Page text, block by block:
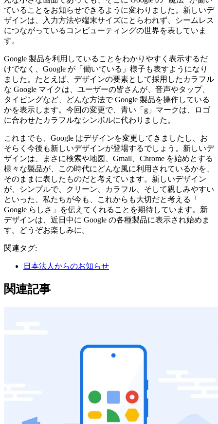
ていることをお知らせできるように変わりました。新しいデ
ザインは、入力方法や端末サイズにとらわれず、シームレス
につながっているコンピューティングの世界を表していま
す。
Google 製品を利用していることをわかりやすく表示するだ
けでなく、Google が「働いている」様子も表すようになり
ました。たとえば、デザインの要素として採用したカラフル
な Google マイクは、ユーザーの皆さんが、音声やタップ、
タイピングなど、どんな方法で Google 製品を操作している
かを表示します。今回の変更で、青い「g」マークは、ロゴ
に合わせたカラフルなシンボルに代わりました。
これまでも、Google はデザインを変更してきましたし、お
そらく今後も新しいデザインが登場するでしょう。新しいデ
ザインは、まさに検索や地図、Gmail、Chrome を始めとする
様々な製品が、この時代にどんな風に利用されているかを、
そのままに表したものだと考えています。新しいデザイン
が、シンプルで、クリーン、カラフル、そして親しみやすい
といった、私たちが今も、これからも大切だと考える「
Google らしさ」を伝えてくれることを期待しています。新
デザインは、近日中に Google の各種製品に表示され始めま
す。どうぞお楽しみに。
関連タグ:
日本法人からのお知らせ
関連記事